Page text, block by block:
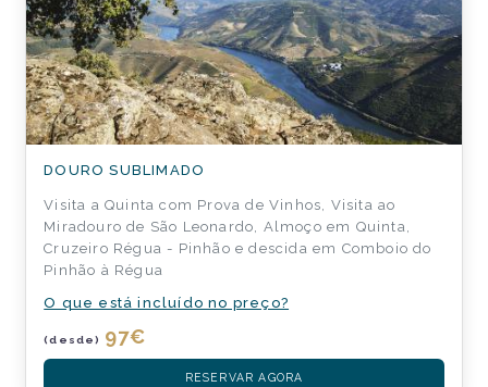
DOURO SUBLIMADO
Visita a Quinta com Prova de Vinhos, Visita ao
Miradouro de São Leonardo, Almoço em Quinta,
Cruzeiro Régua - Pinhão e descida em Comboio do
Pinhão à Régua
O que está incluído no preço?
(desde) 97€
RESERVAR AGORA